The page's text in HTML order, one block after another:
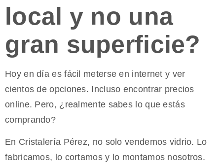
local y no una
gran superficie?
Hoy en día es fácil meterse en internet y ver
cientos de opciones. Incluso encontrar precios
online. Pero, ¿realmente sabes lo que estás
comprando?
En Cristalería Pérez, no solo vendemos vidrio. Lo
fabricamos, lo cortamos y lo montamos nosotros.